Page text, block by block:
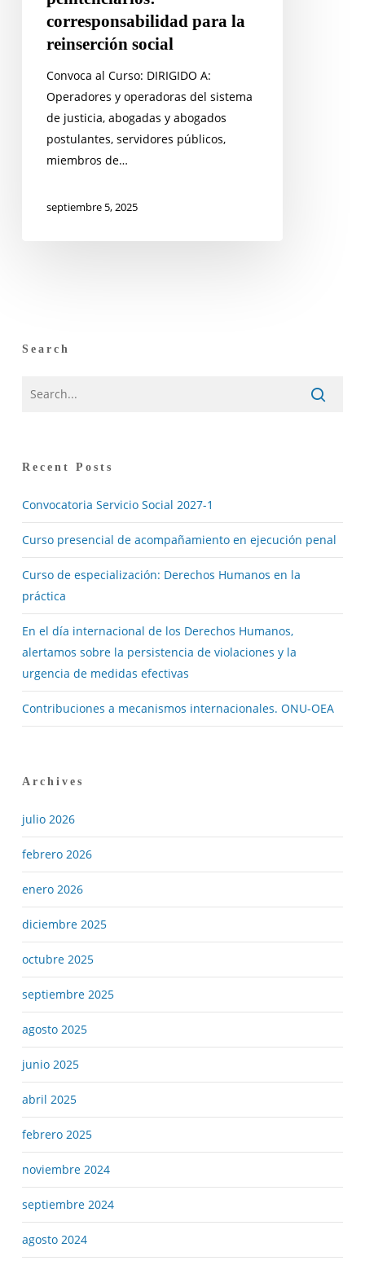
corresponsabilidad para la
reinserción social
Convoca al Curso: DIRIGIDO A:
Operadores y operadoras del sistema
de justicia, abogadas y abogados
postulantes, servidores públicos,
miembros de…
septiembre 5, 2025
Search
Recent Posts
Convocatoria Servicio Social 2027-1
Curso presencial de acompañamiento en ejecución penal
Curso de especialización: Derechos Humanos en la
práctica
En el día internacional de los Derechos Humanos,
alertamos sobre la persistencia de violaciones y la
urgencia de medidas efectivas
Contribuciones a mecanismos internacionales. ONU-OEA
Archives
julio 2026
febrero 2026
enero 2026
diciembre 2025
octubre 2025
septiembre 2025
agosto 2025
junio 2025
abril 2025
febrero 2025
noviembre 2024
septiembre 2024
agosto 2024